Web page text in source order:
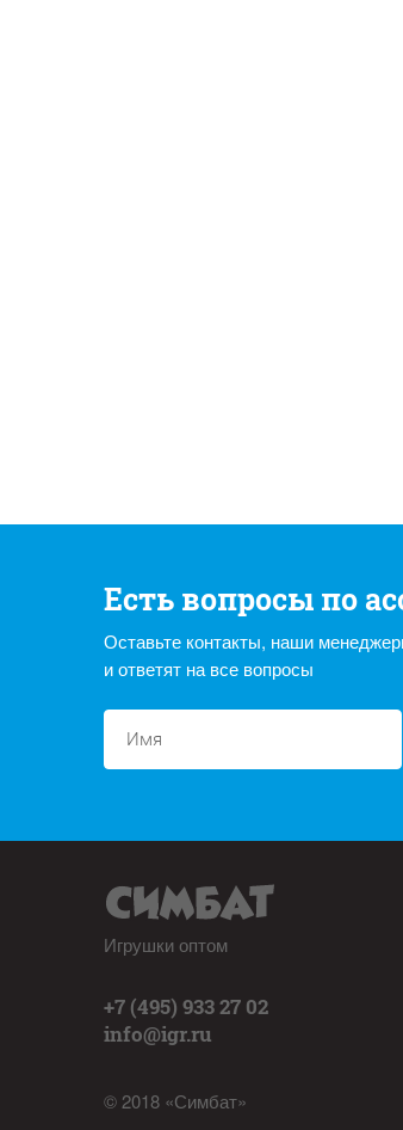
Есть вопросы по
Оставьте контакты, наши
и ответят на все вопросы
Игрушки оптом
+7 (495) 933 27 02
info@igr.ru
© 2018 «Симбат»